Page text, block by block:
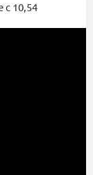
с 10,54